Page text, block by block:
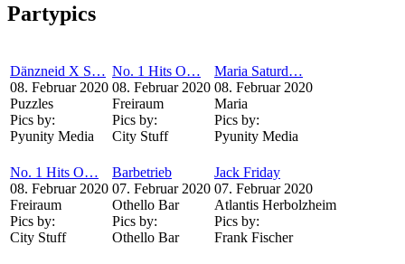
Partypics
Dänzneid X S…
08. Februar 2020
Puzzles
Pics by:
Pyunity Media
No. 1 Hits O…
08. Februar 2020
Freiraum
Pics by:
City Stuff
Maria Saturd…
08. Februar 2020
Maria
Pics by:
Pyunity Media
No. 1 Hits O…
08. Februar 2020
Freiraum
Pics by:
City Stuff
Barbetrieb
07. Februar 2020
Othello Bar
Pics by:
Othello Bar
Jack Friday
07. Februar 2020
Atlantis Herbolzheim
Pics by:
Frank Fischer